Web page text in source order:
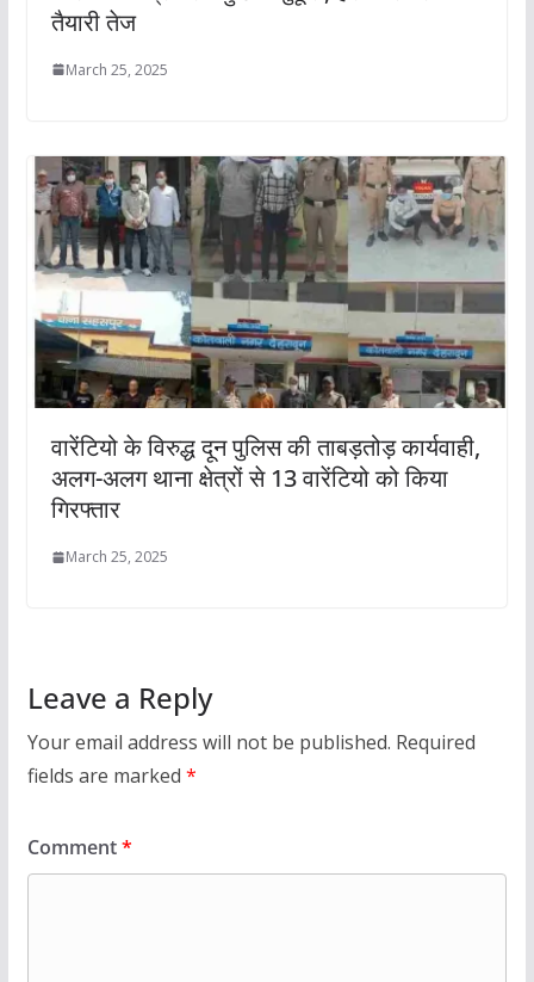
तैयारी तेज
March 25, 2025
वारेंटियो के विरुद्ध दून पुलिस की ताबड़तोड़ कार्यवाही,
अलग-अलग थाना क्षेत्रों से 13 वारेंटियो को किया
गिरफ्तार
March 25, 2025
Leave a Reply
Your email address will not be published. Required
fields are marked *
Comment*